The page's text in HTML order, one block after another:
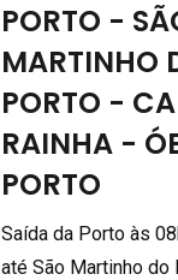
PORTO -
MARTINHO
PORTO -
RAINHA -
PORTO
Saída da Porto às
até São Martinho do